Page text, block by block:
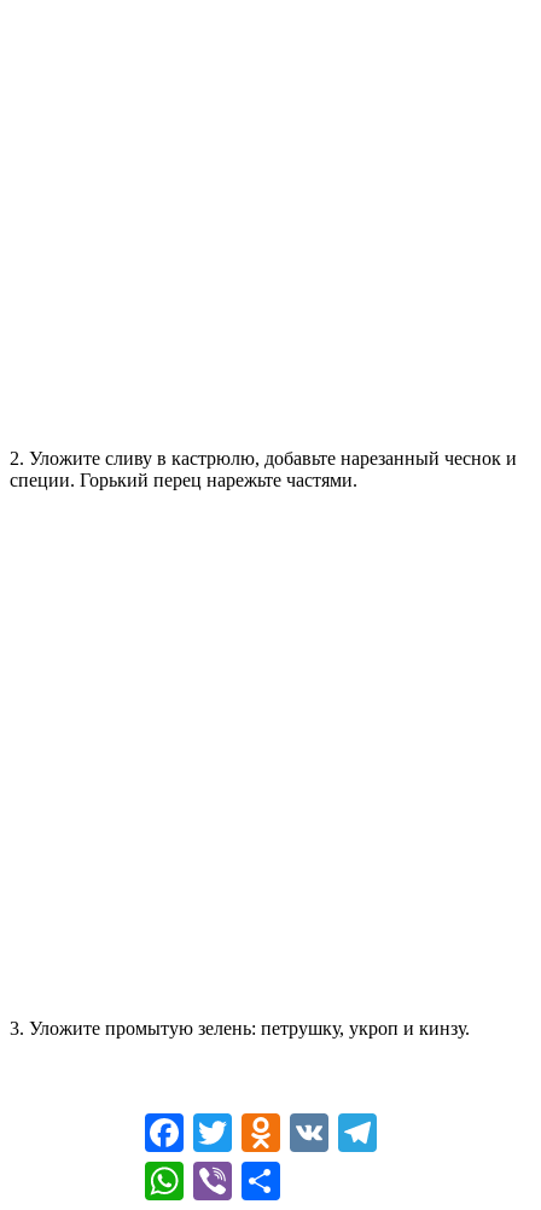
2. Уложите сливу в кастрюлю, добавьте нарезанный чеснок и
специи. Горький перец нарежьте частями.
3. Уложите промытую зелень: петрушку, укроп и кинзу.
FacebookTwitter Odnoklassniki
VK
WhatsApp
Viber